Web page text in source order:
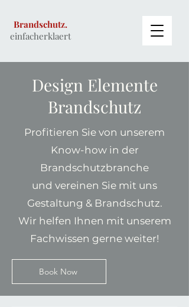
Brandschutz.
einfacherklaert
Design Elemente
Brandschutz
Profitieren Sie von unserem
Know-how in der
Brandschutzbranche
und vereinen Sie mit uns
Gestaltung & Brandschutz.
Wir helfen Ihnen mit unserem
Fachwissen gerne weiter!
Book Now